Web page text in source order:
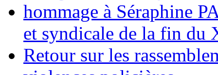
hommage à Séraphine
et syndicale de la fin du
Retour sur les